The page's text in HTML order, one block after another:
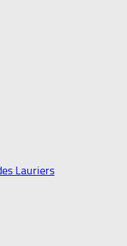
Lauriers